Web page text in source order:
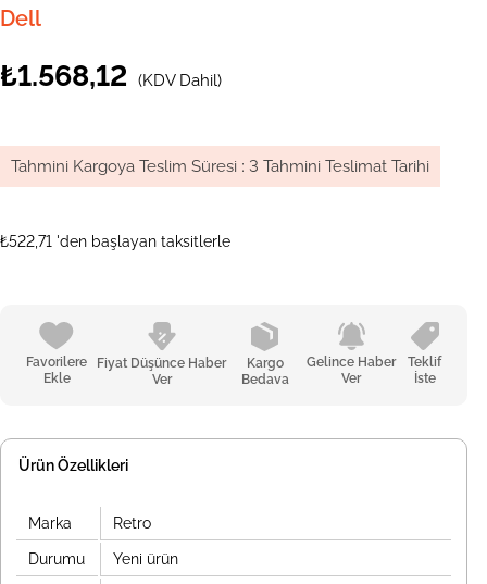
Dell
₺1.568,12 (KDV Dahil)
Tahmini Kargoya Teslim Süresi : 3 Tahmini Teslimat Tarihi
₺522,71 'den başlayan taksitlerle
Favorilere
Ekle
Fiyat Düşünce Haber
Ver
Kargo
Bedava
Gelince Haber
Ver
Teklif
İste
Ürün Özellikleri
Marka Retro
Durumu Yeni ürün